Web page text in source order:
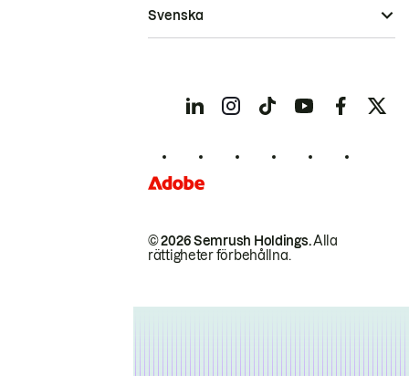
© 2026 Semrush Holdings.Alla
rättigheter förbehållna.
Svenska